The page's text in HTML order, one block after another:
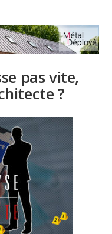
pas vite,
?